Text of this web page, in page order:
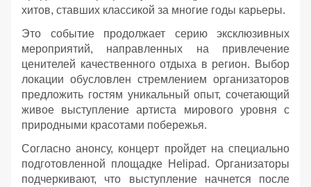
хитов, ставших классикой за многие годы карьеры.
Это событие продолжает серию эксклюзивных
мероприятий, направленных на привлечение
ценителей качественного отдыха в регион. Выбор
локации обусловлен стремлением организаторов
предложить гостям уникальный опыт, сочетающий
живое выступление артиста мирового уровня с
природными красотами побережья.
Согласно анонсу, концерт пройдет на специально
подготовленной площадке Helipad. Организаторы
подчеркивают, что выступление начнется после